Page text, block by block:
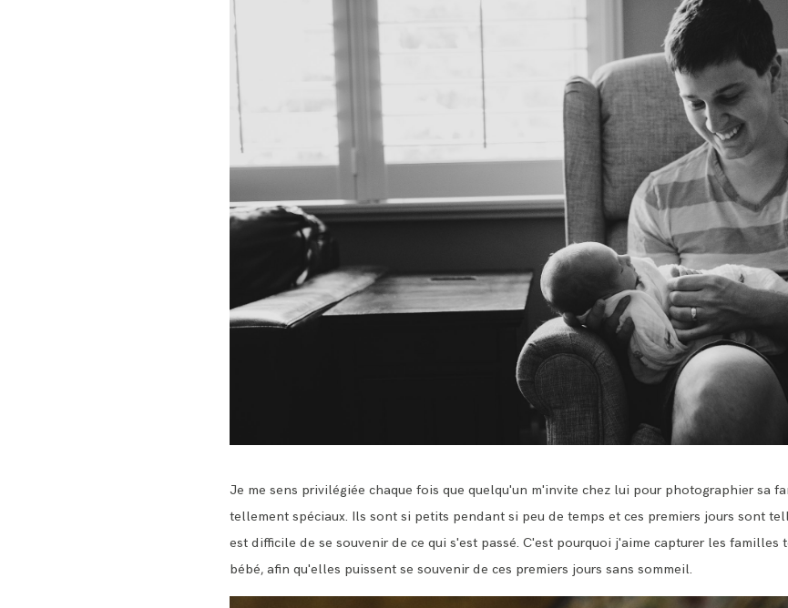
Je me sens privilégiée chaque fois que quelqu'un m'invite chez lui pour photographier sa
tellement spéciaux. Ils sont si petits pendant si peu de temps et ces premiers jours sont
est difficile de se souvenir de ce qui s'est passé. C'est pourquoi j'aime capturer les familles
bébé, afin qu'elles puissent se souvenir de ces premiers jours sans sommeil.